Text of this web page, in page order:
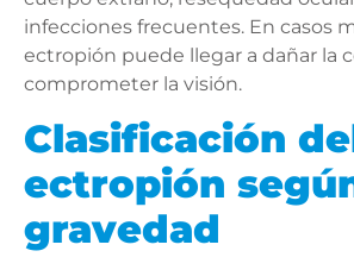
infecciones frecuentes. En casos
ectropión puede llegar a dañar la
comprometer la visión.
Clasificación
ectropión
gravedad